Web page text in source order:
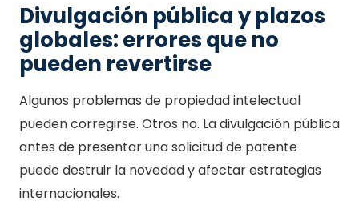
Divulgación pública y plazos
globales: errores que no
pueden revertirse
Algunos problemas de propiedad intelectual
pueden corregirse. Otros no. La divulgación pública
antes de presentar una solicitud de patente
puede destruir la novedad y afectar estrategias
internacionales.